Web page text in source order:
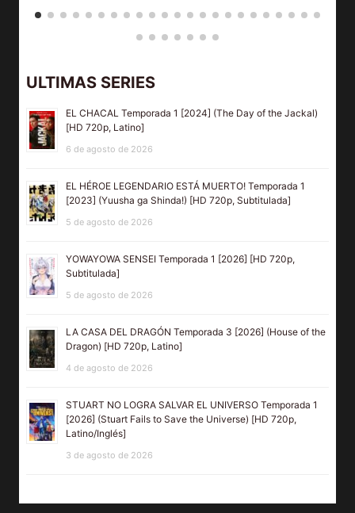
ULTIMAS SERIES
EL CHACAL Temporada 1 [2024] (The Day of the Jackal)
[HD 720p, Latino]
6 de agosto de 2026
EL HÉROE LEGENDARIO ESTÁ MUERTO! Temporada 1
[2023] (Yuusha ga Shinda!) [HD 720p, Subtitulada]
5 de agosto de 2026
YOWAYOWA SENSEI Temporada 1 [2026] [HD 720p,
Subtitulada]
5 de agosto de 2026
LA CASA DEL DRAGÓN Temporada 3 [2026] (House of the
Dragon) [HD 720p, Latino]
4 de agosto de 2026
STUART NO LOGRA SALVAR EL UNIVERSO Temporada 1
[2026] (Stuart Fails to Save the Universe) [HD 720p,
Latino/Inglés]
3 de agosto de 2026